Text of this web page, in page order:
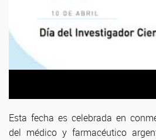
Esta fecha es celebrada en
del médico y farmacéutico